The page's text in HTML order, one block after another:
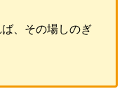
、その場しのぎ